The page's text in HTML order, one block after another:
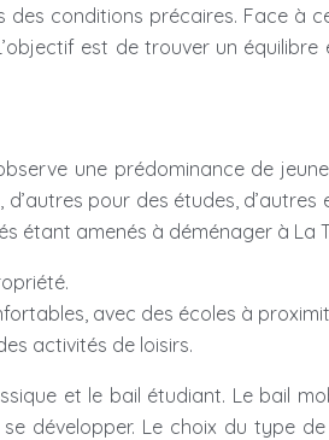
conditions précaires. Face à
est de trouver un
une prédominance de
pour des études,
étant amenés à déménager à La
avec des écoles à
activités de loisirs.
et le bail étudiant. Le bail
développer. Le choix du type